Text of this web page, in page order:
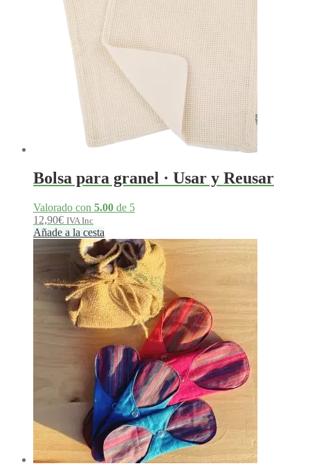
Bolsa para granel · Usar y Reusar
Valorado con 5.00 de 5
12,90€ IVA Inc
Añade a la cesta